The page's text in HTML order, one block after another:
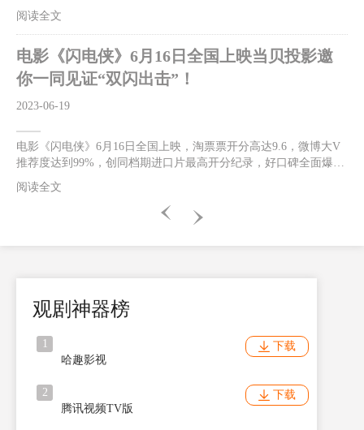
闪电侠，逆转时空只为拯救至亲的反套路英雄在与反派佐德将军的
对决中逐步成长，热血又欢乐！影片首映口碑大爆，“好看！好
火热预售中，6月13、14日全国300场超前点映震撼来袭。6月16日
影片将以2D/CINITY/IMAX/DolbyCinema/CGS中国巨幕版本与北美
同步正式上映！闪电侠为救母亲跑赢光速获赞独一无二的超级英雄
今日曝光的“神速小闪”制作特辑全面展现了闪电侠有别于其他超级
阅读全文
电影《闪电侠》6月16日全国上映当贝投影邀
你一同见证“双闪出击”！
2023-06-19
电影《闪电侠》6月16日全国上映，淘票票开分高达9.6，微博大V
推荐度达到99%，创同档期进口片最高开分纪录，好口碑全面爆发
人气飙升！这一次的超级英雄之旅中，《闪电侠》将与高端智能投
影品牌当贝投影一同见证“双闪出击”！“双闪合体”突破光速燃炸银
幕 闪电侠逆时营救感动不断据悉，《闪电侠》由华纳兄弟影片公
司出品，安迪·穆斯切蒂执导，埃兹拉·米勒、迈克尔·基顿、萨莎·
卡莱、本·阿弗莱克等主演。影片中，闪电侠为了拯救至亲穿越时
归正轨，闪电侠决定联手蝙蝠侠超女一同合力出击。电影中闪电侠
次“闪
阅读全文
观剧神器榜
1
哈趣影视
下载
2
腾讯视频TV版
下载